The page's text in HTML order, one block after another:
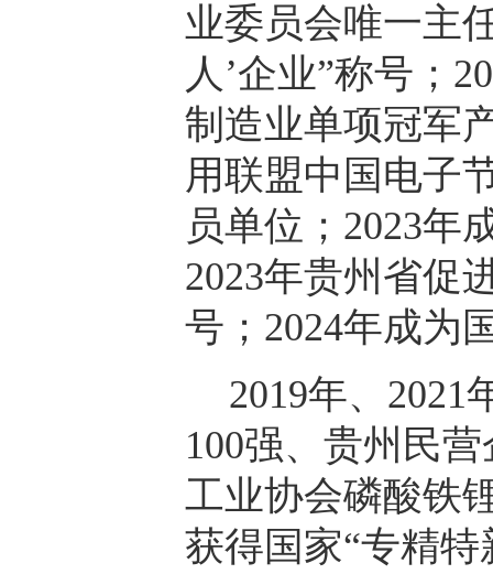
业委员会唯一主
人’企业”称号；
制造业单项冠军
用联盟中国电子
员单位；2023年
2023年贵州省促
号；2024年成为
2019年、
100强、贵州民
工业协会磷酸铁
获得国家“专精特